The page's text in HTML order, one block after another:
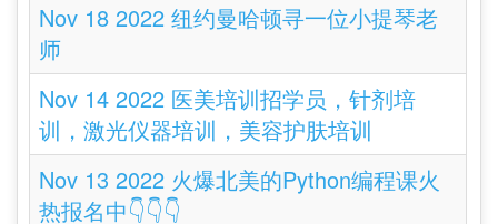
Nov 18 2022 纽约曼哈顿寻一位小提琴老
师
Nov 14 2022 医美培训招学员，针剂培
训，激光仪器培训，美容护肤培训
Nov 13 2022 火爆北美的Python编程课火
热报名中👇👇👇